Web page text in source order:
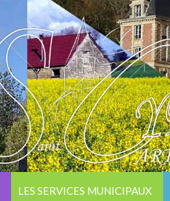
LES SERVICES MUNICIPAUX